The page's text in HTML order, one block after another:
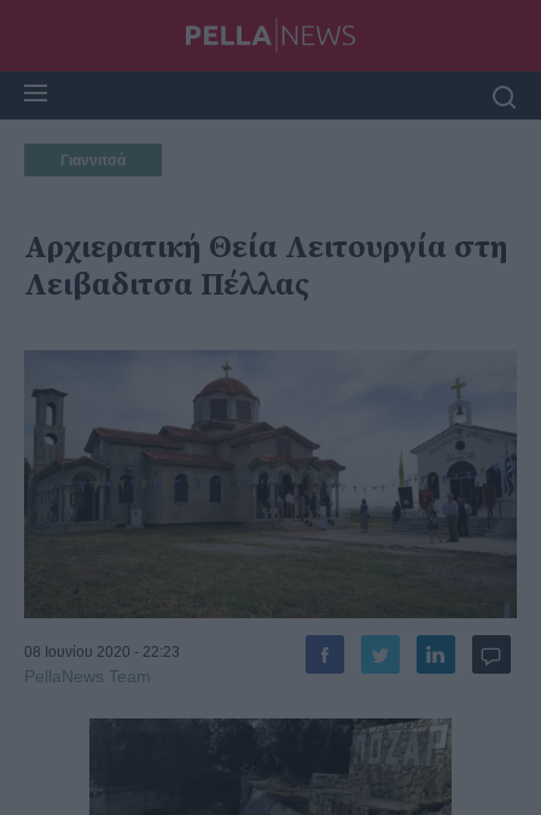
Γιαννιτσά
Αρχιερατική Θεία Λειτουργία στη
Λειβαδιτσα Πέλλας
08 Ιουνίου 2020 - 22:23
PellaNews Team